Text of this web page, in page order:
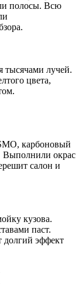
полосы. Всю
тысячами лучей.
цвета,
карбоновый
Выполнили окрас
салон и
кузова.
паст.
долгий эффект